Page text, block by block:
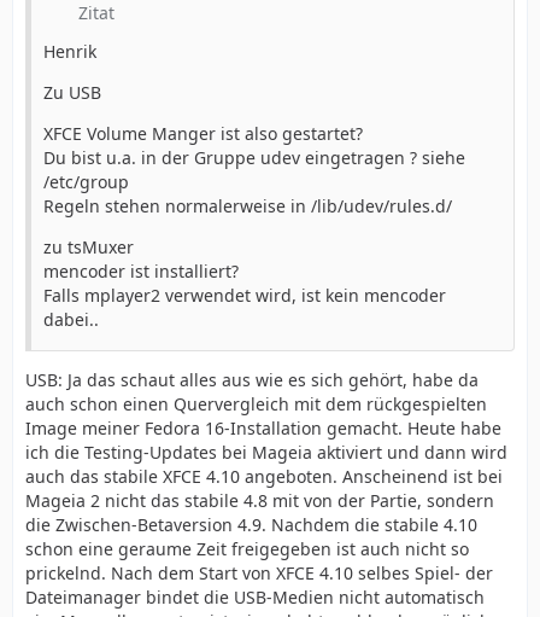
Zitat
Henrik
Zu USB
XFCE Volume Manger ist also gestartet?
Du bist u.a. in der Gruppe udev eingetragen ? siehe
/etc/group
Regeln stehen normalerweise in /lib/udev/rules.d/
zu tsMuxer
mencoder ist installiert?
Falls mplayer2 verwendet wird, ist kein mencoder
dabei..
USB: Ja das schaut alles aus wie es sich gehört, habe da
auch schon einen Quervergleich mit dem rückgespielten
Image meiner Fedora 16-Installation gemacht. Heute habe
ich die Testing-Updates bei Mageia aktiviert und dann wird
auch das stabile XFCE 4.10 angeboten. Anscheinend ist bei
Mageia 2 nicht das stabile 4.8 mit von der Partie, sondern
die Zwischen-Betaversion 4.9. Nachdem die stabile 4.10
schon eine geraume Zeit freigegeben ist auch nicht so
prickelnd. Nach dem Start von XFCE 4.10 selbes Spiel- der
Dateimanager bindet die USB-Medien nicht automatisch